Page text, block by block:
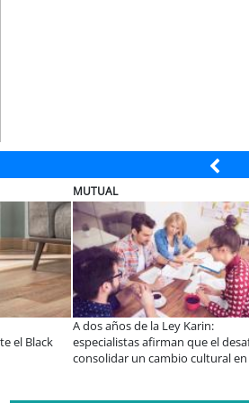
días para postular al Fondo
de Educación
¿Qué buscan
tecnología